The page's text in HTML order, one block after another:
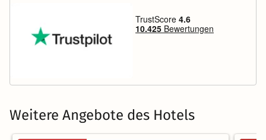
Weitere Angebote des Hotels